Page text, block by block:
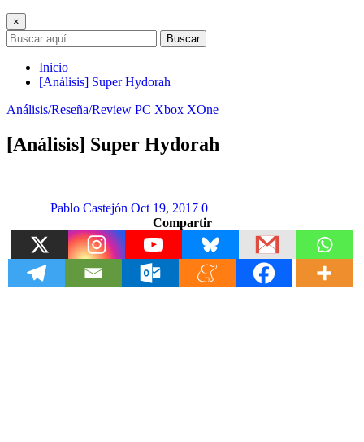
×
Buscar
Inicio
[Análisis] Super Hydorah
Análisis/Reseña/Review PC Xbox XOne
[Análisis] Super Hydorah
Pablo Castejón Oct 19, 2017 0
Compartir